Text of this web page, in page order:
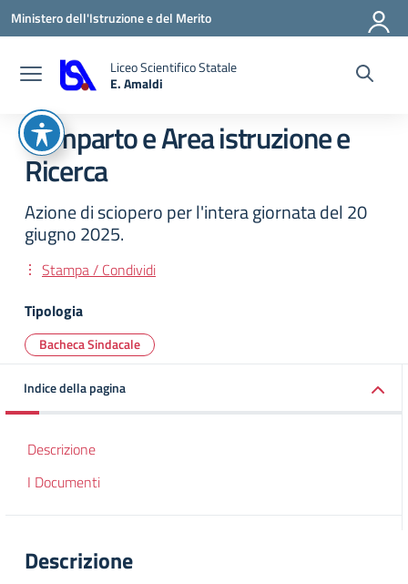
Vai ai contenuti
Vai al menu di navigazione
Vai al footer
Ministero dell'Istruzione e del Merito
Liceo Scientifico Statale
E. Amaldi
Comparto e Area istruzione e
Ricerca
Azione di sciopero per l'intera giornata del 20
giugno 2025.
Stampa / Condividi
Tipologia
Bacheca Sindacale
Indice della pagina
Descrizione
I Documenti
Descrizione